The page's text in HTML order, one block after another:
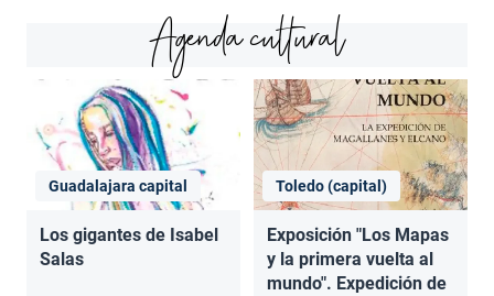
Agenda cultural
Guadalajara capital
Los gigantes de Isabel
Salas
Toledo (capital)
Exposición "Los Mapas
y la primera vuelta al
mundo". Expedición de